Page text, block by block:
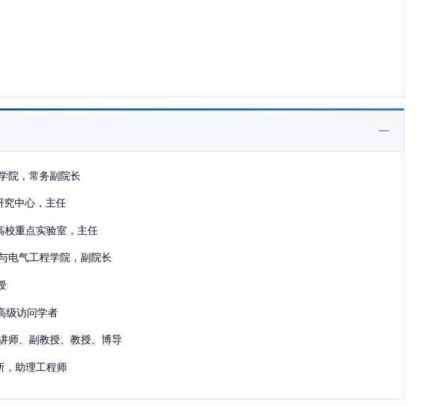
院，常务副院长
究中心，主任
重点实验室，主任
电气工程学院，副院长
级访问学者
师、副教授、教授、博导
，助理工程师